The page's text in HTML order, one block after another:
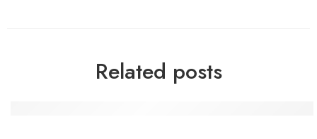
Related posts